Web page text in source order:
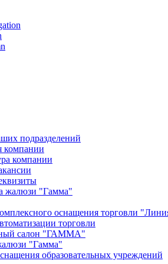
подразделений
компании
компании
жалюзи "Гамма"
оснащения торговли
торговли
салон "ГАММА"
"Гамма"
образовательных учреждений